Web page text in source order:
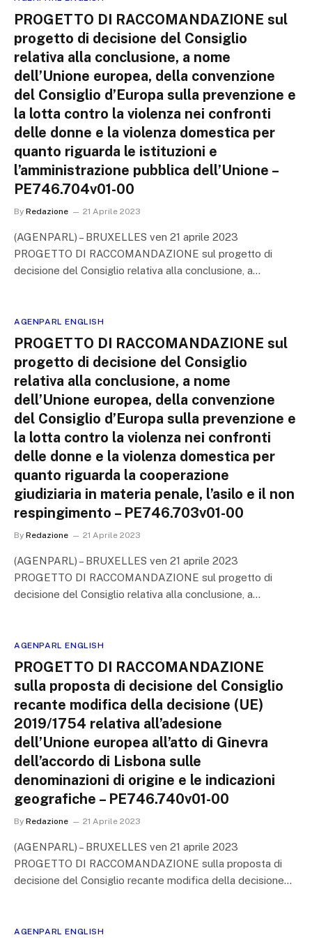
PROGETTO DI RACCOMANDAZIONE sul
progetto di decisione del Consiglio
relativa alla conclusione, a nome
dell’Unione europea, della convenzione
del Consiglio d’Europa sulla prevenzione e
la lotta contro la violenza nei confronti
delle donne e la violenza domestica per
quanto riguarda le istituzioni e
l’amministrazione pubblica dell’Unione –
PE746.704v01-00
By Redazione 21 Aprile 2023
(AGENPARL) – BRUXELLES ven 21 aprile 2023
PROGETTO DI RACCOMANDAZIONE sul progetto di
decisione del Consiglio relativa alla conclusione, a…
AGENPARL ENGLISH
PROGETTO DI RACCOMANDAZIONE sul
progetto di decisione del Consiglio
relativa alla conclusione, a nome
dell’Unione europea, della convenzione
del Consiglio d’Europa sulla prevenzione e
la lotta contro la violenza nei confronti
delle donne e la violenza domestica per
quanto riguarda la cooperazione
giudiziaria in materia penale, l’asilo e il non
respingimento – PE746.703v01-00
By Redazione 21 Aprile 2023
(AGENPARL) – BRUXELLES ven 21 aprile 2023
PROGETTO DI RACCOMANDAZIONE sul progetto di
decisione del Consiglio relativa alla conclusione, a…
AGENPARL ENGLISH
PROGETTO DI RACCOMANDAZIONE
sulla proposta di decisione del Consiglio
recante modifica della decisione (UE)
2019/1754 relativa all’adesione
dell’Unione europea all’atto di Ginevra
dell’accordo di Lisbona sulle
denominazioni di origine e le indicazioni
geografiche – PE746.740v01-00
By Redazione 21 Aprile 2023
(AGENPARL) – BRUXELLES ven 21 aprile 2023
PROGETTO DI RACCOMANDAZIONE sulla proposta di
decisione del Consiglio recante modifica della decisione…
AGENPARL ENGLISH